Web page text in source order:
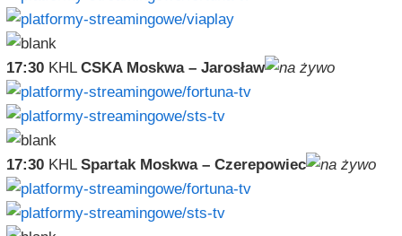
17:30KHL CSKA Moskwa – Jarosław
17:30KHL Spartak Moskwa – Czerepowiec